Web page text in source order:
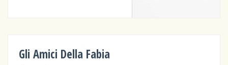
Gli Amici Della Fabia